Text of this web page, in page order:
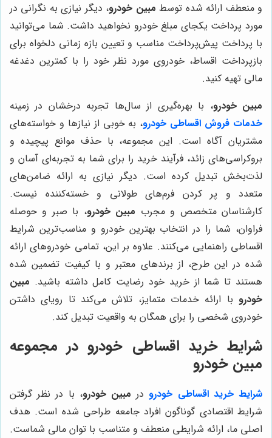
و منعطف ارائه شده توسط مبین خودرو، دیگر نیازی به نگرانی در
مورد پرداخت یکجای مبلغ خودرو نخواهید داشت. شما می‌توانید
با پرداخت پیش‌پرداخت مناسب و تعیین بازه زمانی دلخواه برای
بازپرداخت اقساط، خودروی مورد نظر خود را با کمترین دغدغه
مالی تهیه کنید.
مبین خودرو، با بهره‌گیری از سال‌ها تجربه درخشان در زمینه
خدمات فروش اقساطی خودرو، به خوبی از نیازها و خواسته‌های
مشتریان آگاه است. این مجموعه، با حذف موانع پیچیده و
بروکراسی‌های زائد، فرآیند خرید را برای شما به تجربه‌ای آسان و
لذت‌بخش تبدیل کرده است. دیگر نیازی به ارائه ضامن‌های
متعدد و پر کردن فرم‌های طولانی و خسته‌کننده نیست.
کارشناسان متخصص و مجرب مبین خودرو، با صبر و حوصله
فراوان، شما را در انتخاب بهترین خودرو و مناسب‌ترین شرایط
اقساطی راهنمایی می‌کنند. علاوه بر این، تمامی خودروهای ارائه
شده در این طرح، از برندهای معتبر و با کیفیت تضمین شده
هستند تا شما از خرید خود رضایت کامل داشته باشید. مبین
خودرو با ارائه خدمات متمایز، تلاش می‌کند تا رویای داشتن
خودروی شخصی را برای همگان به واقعیت تبدیل کند.
شرایط خرید اقساطی خودرو در مجموعه
مبین خودرو
شرایط خرید اقساطی خودرو در مبین خودرو، با در نظر گرفتن
شرایط اقتصادی گوناگون افراد جامعه طراحی شده است. هدف
اصلی ما، ارائه شرایطی منعطف و متناسب با توان مالی شماست.